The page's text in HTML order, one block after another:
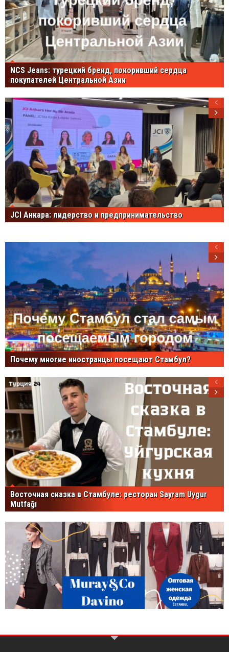
NCS Jeans: турецкий бренд, покоривший сердца
покупателей Центральной Азии
JCI Анкара: лидерство и предпринимательство
Почему многие иностранцы посещают Стамбул?
Восточная сказка в Стамбуле: ресторан Sayram Uygur
Mutfağı